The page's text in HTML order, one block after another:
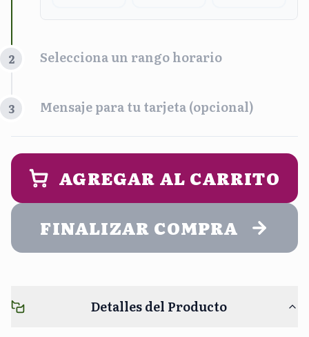
2 Selecciona un rango horario
Mañana Tarde
5:00 pm - 9:00 pm
3 Mensaje para tu tarjeta (opcional)
PERSONALIZA UN MENSAJE DE
ENTREGA (opcional)
AGREGAR AL CARRITO
FINALIZAR COMPRA
Detalles del Producto